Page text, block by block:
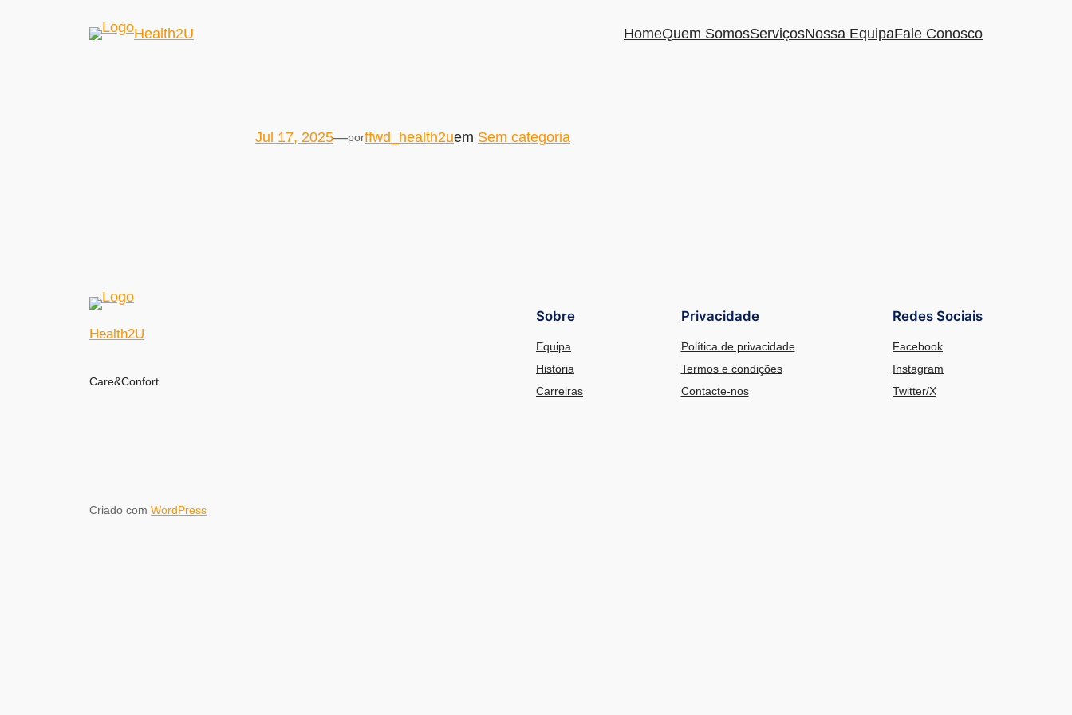
Health2U HomeQuem SomosServiçosNossa EquipaFale Conosco
Jul 17, 2025—porffwd_health2uem Sem categoria
Health2U
Care&Confort
Sobre
Equipa
História
Carreiras
Privacidade
Política de privacidade
Termos e condições
Contacte-nos
Redes Sociais
Facebook
Instagram
Twitter/X
Criado com WordPress